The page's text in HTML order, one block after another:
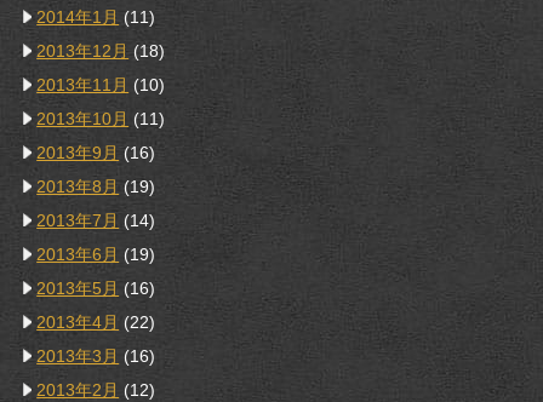
2014年1月 (11)
2013年12月 (18)
2013年11月 (10)
2013年10月 (11)
2013年9月 (16)
2013年8月 (19)
2013年7月 (14)
2013年6月 (19)
2013年5月 (16)
2013年4月 (22)
2013年3月 (16)
2013年2月 (12)